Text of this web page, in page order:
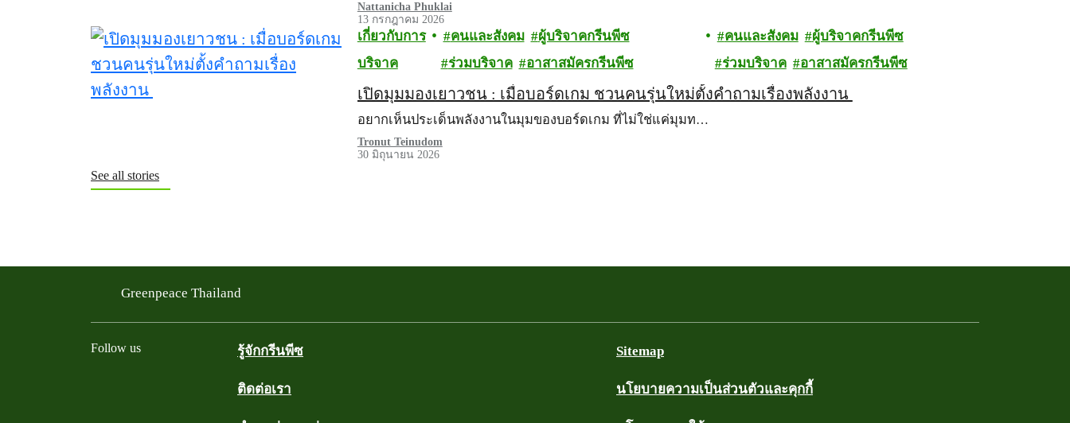
Nattanicha Phuklai
13 กรกฎาคม 2026
เกี่ยวกับการ
บริจาค
คนและสังคม
ผู้บริจาคกรีนพีซ
ร่วมบริจาค
อาสาสมัครกรีนพีซ
คนและสังคม
ผู้บริจาคกรีนพีซ
ร่วมบริจาค
อาสาสมัครกรีนพีซ
เปิดมุมมองเยาวชน : เมื่อบอร์ดเกม ชวนคนรุ่นใหม่ตั้งคำถามเรื่องพลังงาน
อยากเห็นประเด็นพลังงานในมุมของบอร์ดเกม ที่ไม่ใช่แค่มุมท…
Tronut Teinudom
30 มิถุนายน 2026
See all stories
Greenpeace Thailand
Follow us รู้จักกรีนพีซ
ติดต่อเรา
Sitemap
นโยบายความเป็นส่วนตัวและคุกกี้